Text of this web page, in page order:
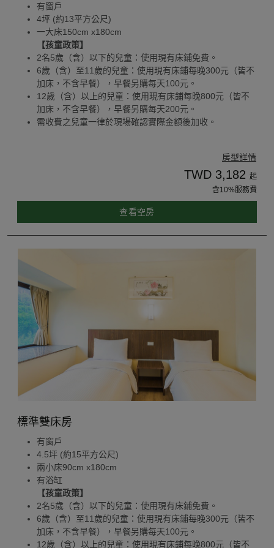
有窗戶
4坪 (約13平方公尺)
一大床150cm x180cm
【孩童政策】
2名5歲（含）以下的兒童：使用現有床鋪免費。
6歲（含）至11歲的兒童：使用現有床鋪每晚300元（皆不
加床，不含早餐），早餐另購每天100元。
12歲（含）以上的兒童：使用現有床鋪每晚800元（皆不
加床，不含早餐），早餐另購每天200元。
需收費之兒童一律於現場確認實際金額後加收。
房型詳情
TWD 3,182 起
含10%服務費
查看空房
標準雙床房
有窗戶
4.5坪 (約15平方公尺)
兩小床90cm x180cm
有浴缸
【孩童政策】
2名5歲（含）以下的兒童：使用現有床鋪免費。
6歲（含）至11歲的兒童：使用現有床鋪每晚300元（皆不
加床，不含早餐），早餐另購每天100元。
12歲（含）以上的兒童：使用現有床鋪每晚800元（皆不